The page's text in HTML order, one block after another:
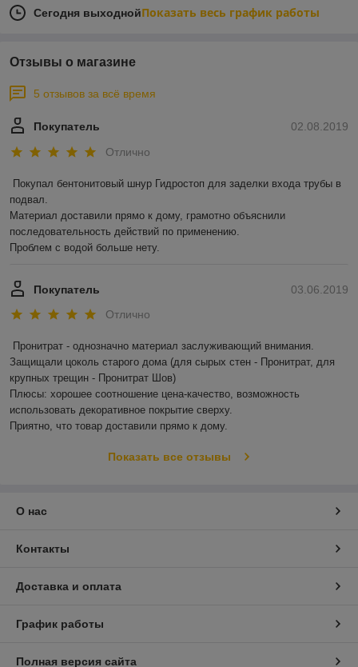
Сегодня выходнойПоказать весь график работы
Отзывы о магазине
5 отзывов за всё время
02.08.2019
Покупатель
Отлично
Покупал бентонитовый шнур Гидростоп для заделки входа трубы в
подвал.
Материал доставили прямо к дому, грамотно объяснили
последовательность действий по применению.
Проблем с водой больше нету.
03.06.2019
Покупатель
Отлично
Пронитрат - однозначно материал заслуживающий внимания.
Защищали цоколь старого дома (для сырых стен - Пронитрат, для
крупных трещин - Пронитрат Шов)
Плюсы: хорошее соотношение цена-качество, возможность
использовать декоративное покрытие сверху.
Приятно, что товар доставили прямо к дому.
Показать все отзывы
О нас
Контакты
Доставка и оплата
График работы
Полная версия сайта